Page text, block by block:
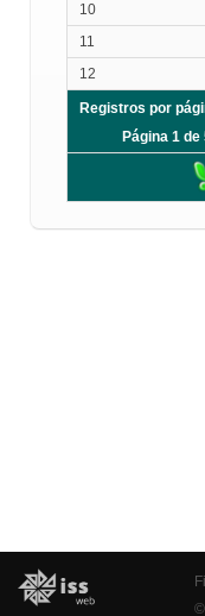
10
11
12
Registros por
Página 1
©